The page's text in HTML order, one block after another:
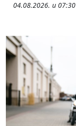
04.08.2026. u 07:30